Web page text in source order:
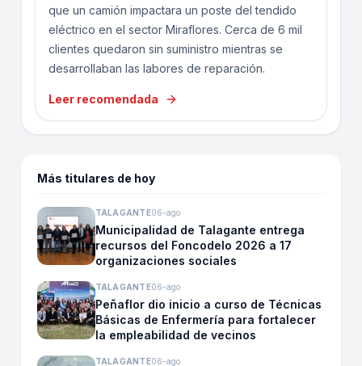
que un camión impactara un poste del tendido
eléctrico en el sector Miraflores. Cerca de 6 mil
clientes quedaron sin suministro mientras se
desarrollaban las labores de reparación.
Leer recomendada
Más titulares de hoy
TALAGANTE06-ago
Municipalidad de Talagante entrega
recursos del Foncodelo 2026 a 17
organizaciones sociales
TALAGANTE06-ago
Peñaflor dio inicio a curso de Técnicas
Básicas de Enfermería para fortalecer
la empleabilidad de vecinos
TALAGANTE06-ago